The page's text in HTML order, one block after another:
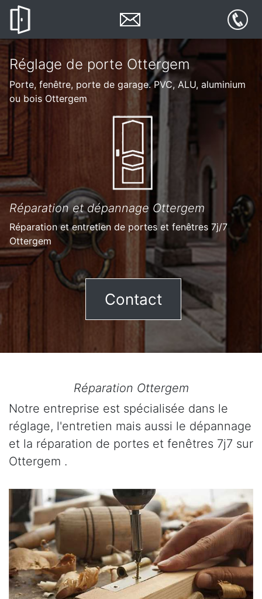
Réglage de porte Ottergem
Porte, fenêtre, porte de garage. PVC, ALU, aluminium
ou bois Ottergem
Réparation et dépannage Ottergem
Réparation et entretien de portes et fenêtres 7j/7
Ottergem
Contact
Réparation Ottergem
Notre entreprise est spécialisée dans le
réglage, l'entretien mais aussi le dépannage
et la réparation de portes et fenêtres 7j7 sur
Ottergem .